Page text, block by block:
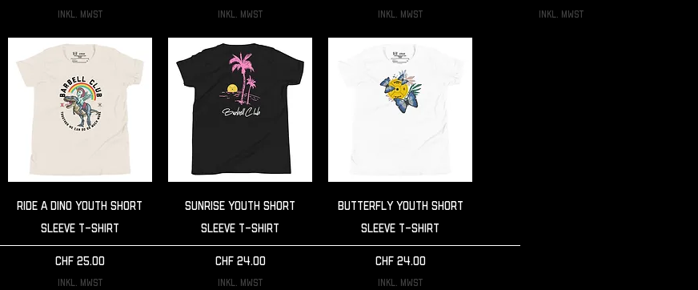
inkl. MwSt inkl. MwSt inkl. MwSt inkl. MwSt
Schnellansicht
Ride a dino Youth Short
Sleeve T-Shirt
Preis
CHF 25.00
inkl. MwSt
Schnellansicht
Sunrise Youth Short
Sleeve T-Shirt
Preis
CHF 24.00
inkl. MwSt
Schnellansicht
Butterfly Youth Short
Sleeve T-Shirt
Preis
CHF 24.00
inkl. MwSt